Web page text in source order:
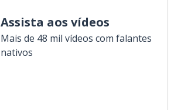
Assista aos vídeos
Mais de 48 mil vídeos com falantes
nativos